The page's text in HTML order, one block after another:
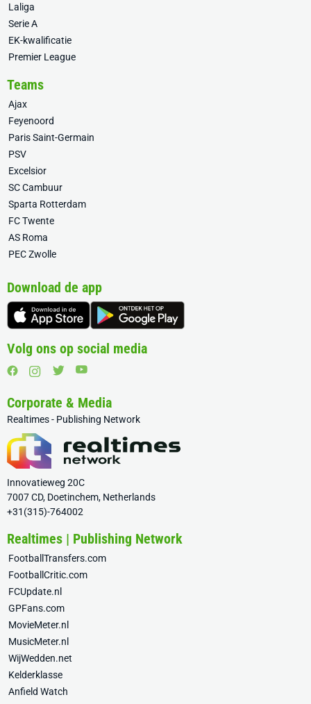
Laliga
Serie A
EK-kwalificatie
Premier League
Teams
Ajax
Feyenoord
Paris Saint-Germain
PSV
Excelsior
SC Cambuur
Sparta Rotterdam
FC Twente
AS Roma
PEC Zwolle
Download de app
Volg ons op social media
Corporate & Media
Realtimes - Publishing Network
Innovatieweg 20C
7007 CD, Doetinchem, Netherlands
+31(315)-764002
Realtimes | Publishing Network
FootballTransfers.com
FootballCritic.com
FCUpdate.nl
GPFans.com
MovieMeter.nl
MusicMeter.nl
WijWedden.net
Kelderklasse
Anfield Watch